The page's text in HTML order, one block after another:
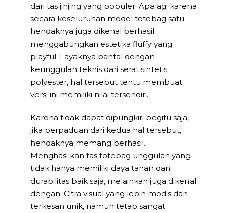
dari tas jinjing yang populer. Apalagi karena
secara keseluruhan model totebag satu
hendaknya juga dikenal berhasil
menggabungkan estetika fluffy yang
playful. Layaknya bantal dengan
keunggulan teknis dari serat sintetis
polyester, hal tersebut tentu membuat
versi ini memiliki nilai tersendiri.
Karena tidak dapat dipungkiri begitu saja,
jika perpaduan dari kedua hal tersebut,
hendaknya memang berhasil.
Menghasilkan tas totebag unggulan yang
tidak hanya memiliki daya tahan dan
durabilitas baik saja, melainkan juga dikenal
dengan. Citra visual yang lebih modis dan
terkesan unik, namun tetap sangat